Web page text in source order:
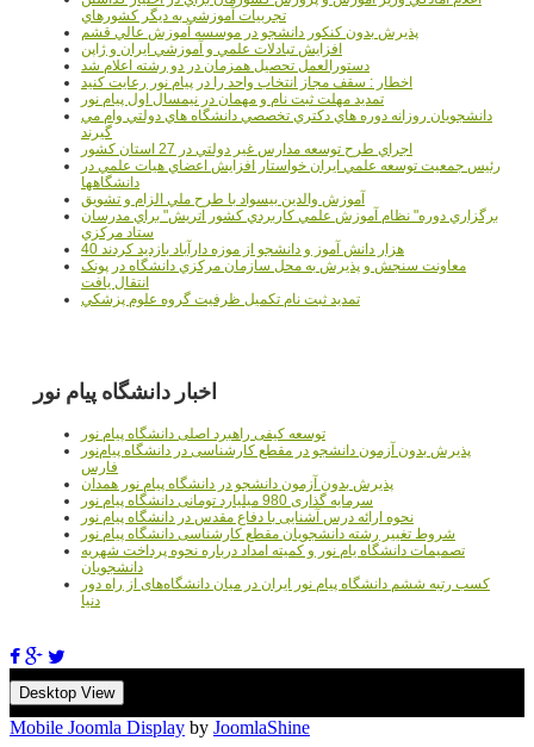
تجربيات آموزشي به ديگر کشورهاي
پذيرش بدون کنکور دانشجو در موسسه آموزش عالي قشم
افزايش تبادلات علمي و آموزشي ايران و ژاپن
دستورالعمل تحصیل همزمان در دو رشته اعلام شد
اخطار : سقف مجاز انتخاب واحد را در پیام نور رعایت کنید
تمدید مهلت ثبت نام و مهمان در نیمسال اول پیام نور
دانشجويان روزانه دوره هاي دكتري تخصصي دانشگاه هاي دولتي وام مي
گيرند
اجراي طرح توسعه مدارس غير دولتي در 27 استان کشور
رئيس جمعيت توسعه علمي ايران خواستار افزايش اعضاي هيات علمي در
دانشگاهها
آموزش والدين بيسواد با طرح ملي الزام و تشويق
برگزاري دوره" نظام آموزش علمي كاربردي كشور اتريش" براي مدرسان
ستاد مرکزي
40 هزار دانش آموز و دانشجو از موزه دارآباد بازديد کردند
معاونت سنجش و پذيرش به محل سازمان مرکزي دانشگاه در پونک
انتقال يافت
تمديد ثبت نام تکميل ظرفيت گروه علوم پزشکي
اخبار دانشگاه پیام نور
توسعه کیفی راهبرد اصلی دانشگاه پیام نور
پذیرش بدون آزمون دانشجو در مقطع کارشناسی در دانشگاه پیام‌نور
فارس
پذیرش بدون آزمون دانشجو در دانشگاه پیام نور همدان
سرمایه گذاری 980 میلیارد تومانی دانشگاه پیام نور
نحوه ارائه درس آشنایی با دفاع مقدس در دانشگاه پیام نور
شروط تغییر رشته دانشجویان مقطع کارشناسی دانشگاه پیام نور
تصمیمات دانشگاه یام نور و کمیته امداد درباره نحوه پرداخت شهریه
دانشجویان
کسب رتبه ششم دانشگاه پیام نور ایران در میان دانشگاه‌های از راه دور
دنیا
Desktop View
Mobile Joomla Display by JoomlaShine